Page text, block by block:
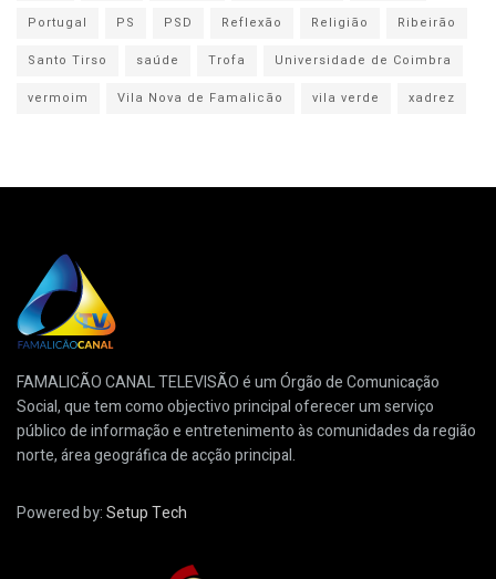
Portugal
PS PSD Reflexão Religião
Ribeirão
Santo Tirso
saúde Trofa
Universidade de Coimbra
vermoim
Vila Nova de Famalicão vila verde xadrez
FAMALICÃO CANAL TELEVISÃO é um Órgão de Comunicação
Social, que tem como objectivo principal oferecer um serviço
público de informação e entretenimento às comunidades da região
norte, área geográfica de acção principal.
Powered by:Setup Tech